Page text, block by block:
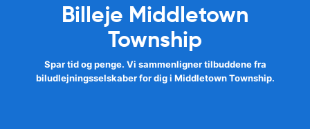
Billeje Middletown
Township
Spar tid og penge. Vi sammenligner tilbuddene fra
biludlejningsselskaber for dig i Middletown Township.